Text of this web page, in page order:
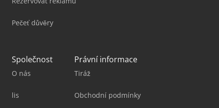
Pečeť důvěry
Společnost
O nás
lis
Právní informace
Tiráž
Obchodní podmínky